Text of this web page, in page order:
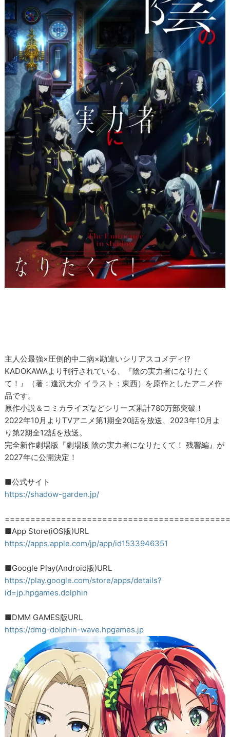
主人公最強×圧倒的中二病×勘違いシリアスコメディ!?
KADOKAWAより刊行されている、『陰の実力者になりたく
て！』（著：逢沢大介 イラスト：東西）を原作としたアニメ作
品です。
原作小説＆コミカライズなどシリーズ累計780万部突破！
2022年10月よりTVアニメ第1期全20話を放送、2023年10月よ
り第2期全12話を放送。
完全新作劇場版『劇場版 陰の実力者になりたくて！ 残響編』が
2027年に公開決定！
■公式サイト
https://shadow-garden.jp/
■App Store(iOS版)URL
https://apps.apple.com/jp/app/id1533946351
■Google Play(Android版)URL
https://play.google.com/store/apps/details?
id=jp.hpgames.dolphin
■DMM GAMES版URL
https://dmg-dolphin-wave.hpgames.jp